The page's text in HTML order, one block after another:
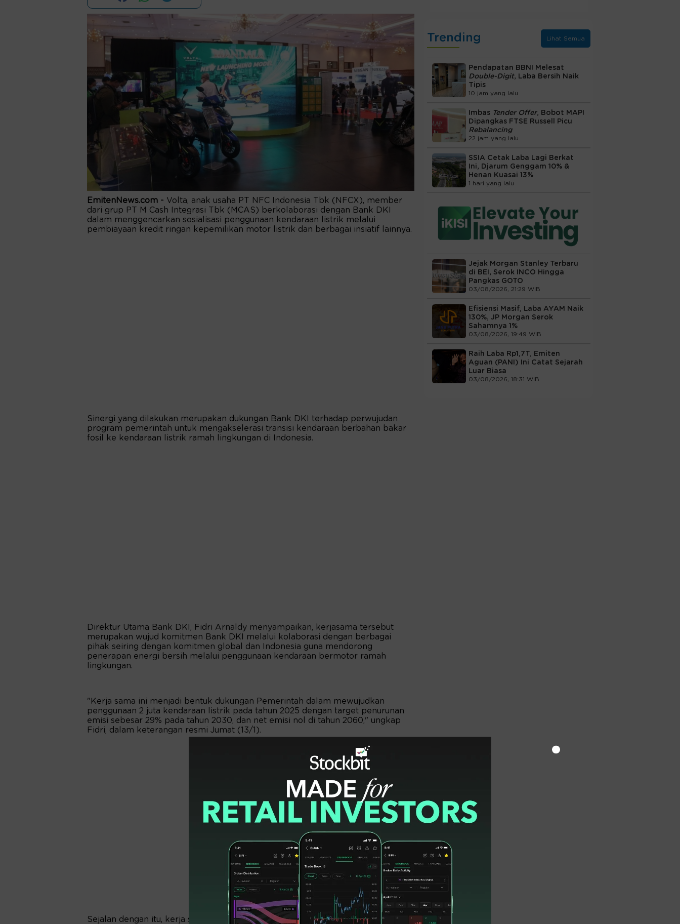
EmitenNews.com - Volta, anak usaha PT NFC Indonesia Tbk (NFCX), member
dari grup PT M Cash Integrasi Tbk (MCAS) berkolaborasi dengan Bank DKI
dalam menggencarkan sosialisasi penggunaan kendaraan listrik melalui
pembiayaan kredit ringan kepemilikan motor listrik dan berbagai insiatif lainnya.
Sinergi yang dilakukan merupakan dukungan Bank DKI terhadap perwujudan
program pemerintah untuk mengakselerasi transisi kendaraan berbahan bakar
fosil ke kendaraan listrik ramah lingkungan di Indonesia.
Direktur Utama Bank DKI, Fidri Arnaldy menyampaikan, kerjasama tersebut
merupakan wujud komitmen Bank DKI melalui kolaborasi dengan berbagai
pihak seiring dengan komitmen global dan Indonesia guna mendorong
penerapan energi bersih melalui penggunaan kendaraan bermotor ramah
lingkungan.
"Kerja sama ini menjadi bentuk dukungan Pemerintah dalam mewujudkan
penggunaan 2 juta kendaraan listrik pada tahun 2025 dengan target penurunan
emisi sebesar 29% pada tahun 2030, dan net emisi nol di tahun 2060," ungkap
Fidri, dalam keterangan resmi Jumat (13/1).
Sejalan dengan itu, kerja sama tersebut dilakukan untuk semakin memudahkan
Trending Lihat Semua
Pendapatan BBNI Melesat
Double-Digit, Laba Bersih Naik
Tipis
10 jam yang lalu
Imbas Tender Offer, Bobot MAPI
Dipangkas FTSE Russell Picu
Rebalancing
22 jam yang lalu
SSIA Cetak Laba Lagi Berkat
Ini, Djarum Genggam 10% &
Henan Kuasai 13%
1 hari yang lalu
Jejak Morgan Stanley Terbaru
di BEI, Serok INCO Hingga
Pangkas GOTO
03/08/2026, 21:29 WIB
Efisiensi Masif, Laba AYAM Naik
130%, JP Morgan Serok
Sahamnya 1%
03/08/2026, 19:49 WIB
Raih Laba Rp1,7T, Emiten
Aguan (PANI) Ini Catat Sejarah
Luar Biasa
03/08/2026, 18:31 WIB